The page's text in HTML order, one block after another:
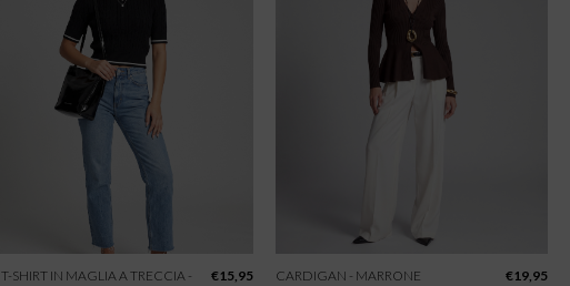
T-SHIRT IN MAGLIA A TRECCIA -
€15,95 CARDIGAN - MARRONE €19,95